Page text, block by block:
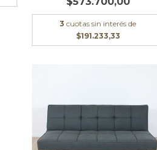
3 cuotas sin interés de
$191.233,33